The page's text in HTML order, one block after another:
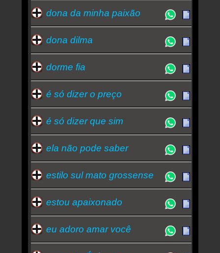
dona da minha paixão
dona dilma
dorme fia
é só dizer o preço
é só dizer que sim
ela não pode saber
estilo sul mato grossense
estou apaixonado
eu adoro amar você